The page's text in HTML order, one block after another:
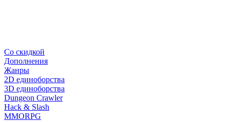
Со скидкой
Дополнения
Жанры
2D единоборства
3D единоборства
Dungeon Crawler
Hack & Slash
MMORPG